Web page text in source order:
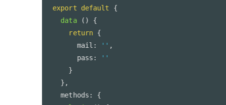
export
default
{
data
( )
{
return {
      mail
: ''
      pass
:
''
}
}
  methods
:
{